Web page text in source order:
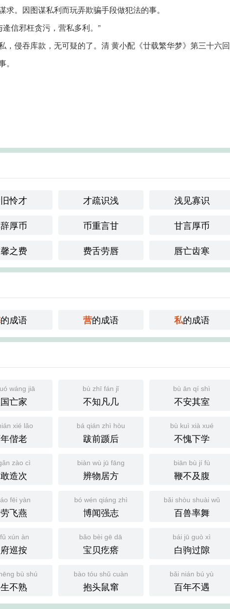
。因图谋私利而玩弄欺骗手段做犯法的事。
逄信邪枉贪污，营私多利。”
，侵吞库款，无可疑的了。清 黄小配《廿载繁华梦》第三十六回
怜才 才疏识浅
浅见寡识
厚币 币重言甘
甘言厚币
之费 费舌劳唇 唇亡齿寒
的成语 营的成语 私的成语
wáng jiā
亡家
bù zhī fán jǐ
不知凡几
bù ān qí shì
不安其室
xié lǎo
偕老
bá qián zhì hòu
跋前踬后
bù kuì xià xué
不愧下学
zào cì
造次
biàn wù jū fāng
辨物居方
biān bù jí fù
鞭不及腹
fēi yàn
飞燕
bó wén qiáng zhì
博闻强志
bǎi shòu shuài wǔ
百兽率舞
xún àn
巡按
bǎo bèi gē dā
宝贝疙瘩
bái jū guò xì
白驹过隙
bù shú
不熟
bào tóu shǔ cuàn
抱头鼠窜
bǎi nián bú yù
百年不遇